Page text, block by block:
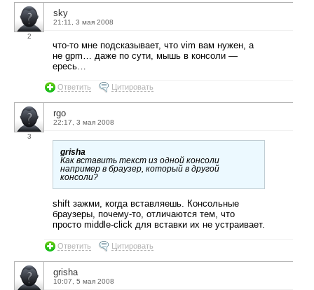
2
sky
21:11, 3 мая 2008
что-то мне подсказывает, что vim вам нужен, а
не gpm… даже по сути, мышь в консоли —
ересь…
Ответить Цитировать
3
rgo
22:17, 3 мая 2008
grisha
Как вставить текст из одной консоли
например в браузер, который в другой
консоли?
shift зажми, когда вставляешь. Консольные
браузеры, почему-то, отличаются тем, что
просто middle-click для вставки их не устраивает.
Ответить Цитировать
grisha
10:07, 5 мая 2008